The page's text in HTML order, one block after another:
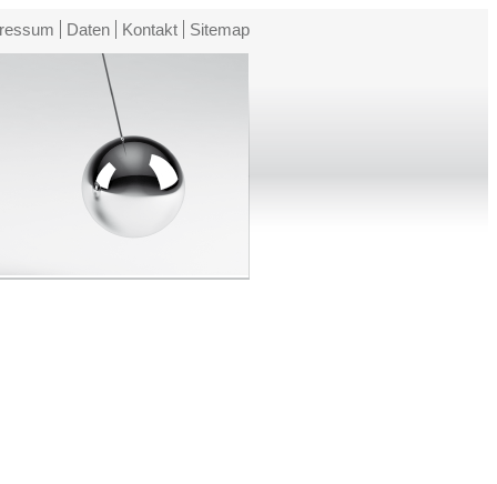
Daten Kontakt Sitemap